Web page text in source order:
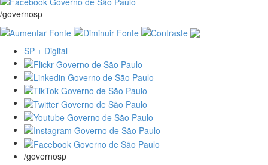
/governosp
SP + Digital
/governosp